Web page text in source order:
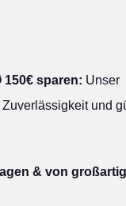
sparen: Unser
und
& von